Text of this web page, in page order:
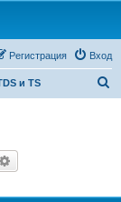
Вход
Регистрация
и TS